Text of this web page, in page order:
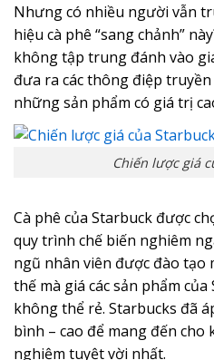
Nhưng có nhiều người vẫn
hiệu cà phê “sang chảnh”
không tập trung đánh vào
đưa ra các thông điệp
những sản phẩm có giá trị
Chiến lược giá
Cà phê của Starbuck được
quy trình chế biến nghiêm
ngũ nhân viên được đào tạo
thế mà giá các sản phẩm
không thể rẻ. Starbucks đã
bình – cao để mang đến
nghiệm tuyệt vời nhất.